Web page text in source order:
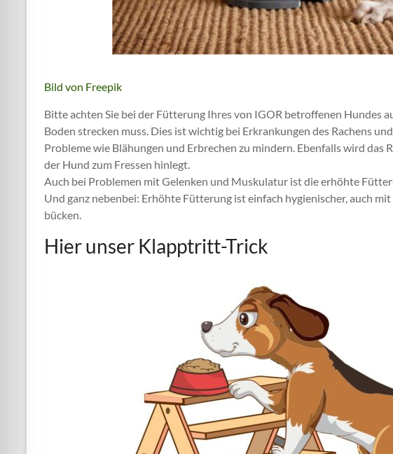
Bild von Freepik
Bitte achten Sie bei der Fütterung Ihres von IGOR betroffenen Hundes
Boden strecken muss. Dies ist wichtig bei Erkrankungen des Rachens
Probleme wie Blähungen und Erbrechen zu mindern. Ebenfalls wird
der Hund zum Fressen hinlegt.
Auch bei Problemen mit Gelenken und Muskulatur ist die erhöhte
Und ganz nebenbei: Erhöhte Fütterung ist einfach hygienischer, auch
bücken.
Hier unser Klapptritt-Trick